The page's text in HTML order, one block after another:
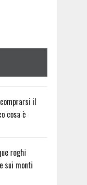
il
cosa è
roghi
sui monti